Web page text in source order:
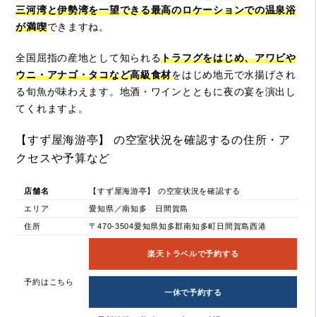
三河湾と伊勢湾を一望できる最高のロケーションでの温泉浴
が満喫できますね。
全国屈指の産地として知られるトラフグをはじめ、アワビや
ウニ・アナゴ・タコなど高級食材をはじめ地元で水揚げされ
る旬魚が味わえます。地酒・ワインとともに夜の宴を演出し
てくれますよ。
【すず屋海游亭】 の空室状況を確認するの住所・ア
クセスや予算など
店舗名 【すず屋海游亭】 の空室状況を確認する
エリア 愛知県／南知多 日間賀島
住所 〒470-3504愛知県知多郡南知多町日間賀島西港
予約はこちら
楽天トラベルで予約する
一休で予約する